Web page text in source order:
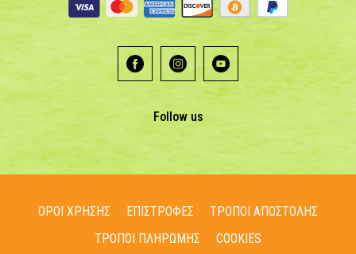
Follow us
ΟΡΟΙ ΧΡΗΣΗΣ ΕΠΙΣΤΡΟΦΕΣ
ΤΡΟΠΟΙ ΑΠΟΣΤΟΛΗΣ
ΤΡΟΠΟΙ ΠΛΗΡΩΜΗΣ
COOKIES